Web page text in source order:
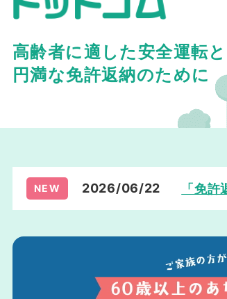
高齢者に適した安全運転と
円満な免許返納のために
NEW 2026/06/22 「免